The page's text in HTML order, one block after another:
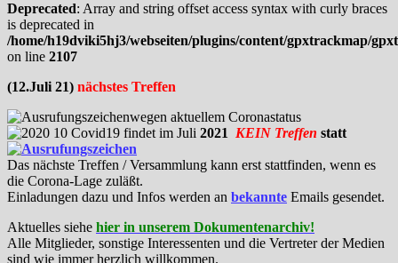
Deprecated: Array and string offset access syntax with curly braces
is deprecated in
/home/h19dviki5hj3/webseiten/plugins/content/gpxtrackmap/
on line 2107
(12.Juli 21) nächstes Treffen
wegen aktuellem Coronastatus
findet im Juli 2021 KEIN Treffen statt
Das nächste Treffen / Versammlung kann erst stattfinden, wenn es
die Corona-Lage zuläßt.
Einladungen dazu und Infos werden an bekannte Emails gesendet.
Aktuelles siehe hier in unserem Dokumentenarchiv!
Alle Mitglieder, sonstige Interessenten und die Vertreter der Medien
sind wie immer herzlich willkommen.